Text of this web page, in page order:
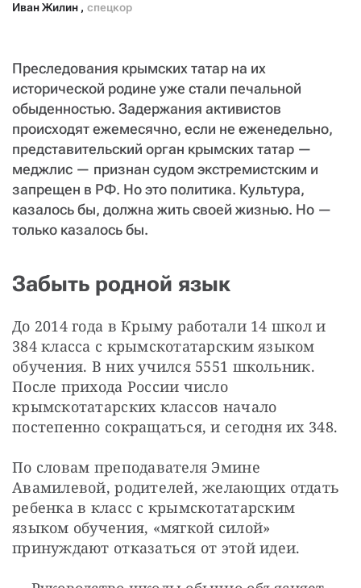
Иван Жилин , спецкор
Преследования крымских татар на их
исторической родине уже стали печальной
обыденностью. Задержания активистов
происходят ежемесячно, если не еженедельно,
представительский орган крымских татар —
меджлис — признан судом экстремистским и
запрещен в РФ. Но это политика. Культура,
казалось бы, должна жить своей жизнью. Но —
только казалось бы.
Забыть родной язык
До 2014 года в Крыму работали 14 школ и
384 класса с крымскотатарским языком
обучения. В них учился 5551 школьник.
После прихода России число
крымскотатарских классов начало
постепенно сокращаться, и сегодня их 348.
По словам преподавателя Эмине
Авамилевой, родителей, желающих отдать
ребенка в класс с крымскотатарским
языком обучения, «мягкой силой»
принуждают отказаться от этой идеи.
я принимаю
условия и подтверждаю свое гражданство РФ
Если у вас есть вопросы, пишите donate@novayagazeta.ru
звоните:
+7 (929) 612-03-68